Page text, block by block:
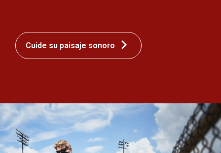
Cuide su paisaje sonoro